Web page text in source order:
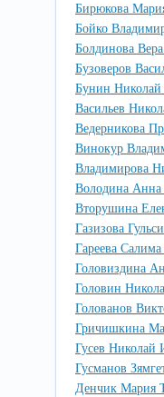
Бирюкова
Бойко
Болдинова
Бузоверов
Бунин
Васильев
Ведерникова
Винокур
Владимирова
Володина Анна
Вторушина
Газизова
Гареева
Головиздина
Головин
Голованов
Гричишкина
Гусев Николай
Гусманов
Денчик Мария